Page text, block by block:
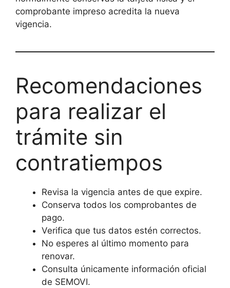
comprobante impreso acredita la nueva
vigencia.
Recomendaciones
para realizar el
trámite sin
contratiempos
Revisa la vigencia antes de que expire.
Conserva todos los comprobantes de
pago.
Verifica que tus datos estén correctos.
No esperes al último momento para
renovar.
Consulta únicamente información oficial
de SEMOVI.